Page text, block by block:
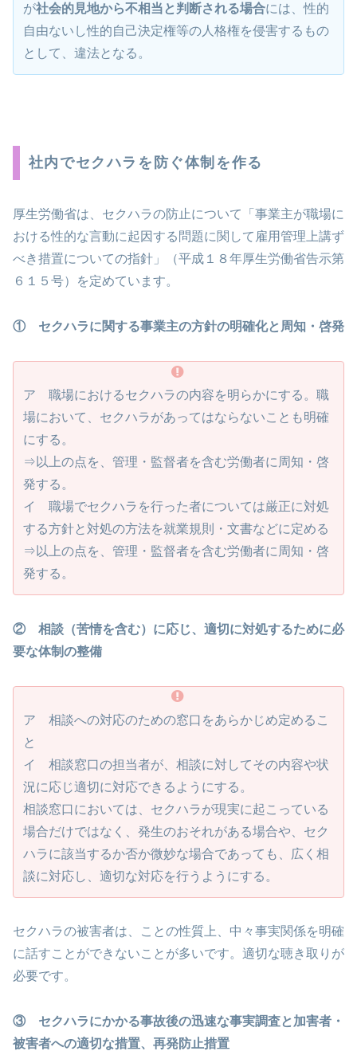
が社会的見地から不相当と判断される場合には、性的
自由ないし性的自己決定権等の人格権を侵害するもの
として、違法となる。
社内でセクハラを防ぐ体制を作る
厚生労働省は、セクハラの防止について「事業主が職場に
おける性的な言動に起因する問題に関して雇用管理上講ず
べき措置についての指針」（平成１８年厚生労働省告示第
６１５号）を定めています。
① セクハラに関する事業主の方針の明確化と周知・啓発
ア 職場におけるセクハラの内容を明らかにする。職
場において、セクハラがあってはならないことも明確
にする。
⇒以上の点を、管理・監督者を含む労働者に周知・啓
発する。
イ 職場でセクハラを行った者については厳正に対処
する方針と対処の方法を就業規則・文書などに定める
⇒以上の点を、管理・監督者を含む労働者に周知・啓
発する。
② 相談（苦情を含む）に応じ、適切に対処するために必
要な体制の整備
ア 相談への対応のための窓口をあらかじめ定めるこ
と
イ 相談窓口の担当者が、相談に対してその内容や状
況に応じ適切に対応できるようにする。
相談窓口においては、セクハラが現実に起こっている
場合だけではなく、発生のおそれがある場合や、セク
ハラに該当するか否か微妙な場合であっても、広く相
談に対応し、適切な対応を行うようにする。
セクハラの被害者は、ことの性質上、中々事実関係を明確
に話すことができないことが多いです。適切な聴き取りが
必要です。
③ セクハラにかかる事故後の迅速な事実調査と加害者・
被害者への適切な措置、再発防止措置